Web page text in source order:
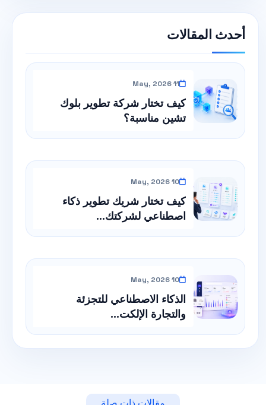
أحدث المقالات
11 May, 2026
كيف تختار شركة تطوير بلوك
تشين مناسبة؟
10 May, 2026
كيف تختار شريك تطوير ذكاء
اصطناعي لشركتك...
10 May, 2026
الذكاء الاصطناعي للتجزئة
والتجارة الإلكت...